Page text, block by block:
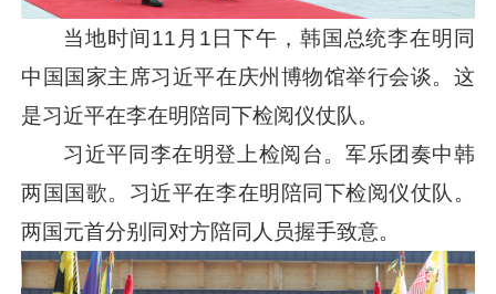
当地时间11月1日下午，韩国总统李在明同
中国国家主席习近平在庆州博物馆举行会谈。这
是习近平在李在明陪同下检阅仪仗队。
习近平同李在明登上检阅台。军乐团奏中韩
两国国歌。 习近平在李在明陪同下检阅仪仗队。
两国元首分别同对方陪同人员握手致意。